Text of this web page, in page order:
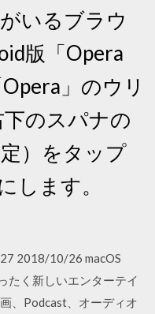
いるブラウ
版「Opera
」のウリ
のスパナの
）をタップ
します。
2018/10/26 macOS
たく新しいエンターテイ
、Podcast、オーディオ